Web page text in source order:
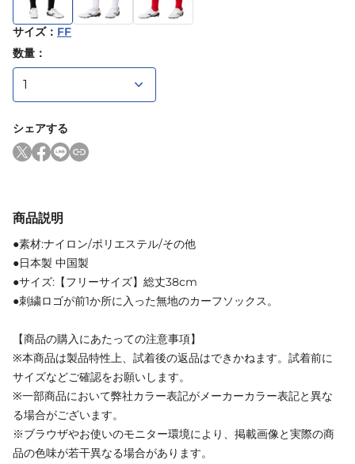
サイズ： FF
数量：
シェアする
商品説明
●素材:ナイロン/ポリエステル/その他
●日本製 中国製
●サイズ:【フリーサイズ】総丈38cm
●刺繍ロゴが前1か所に入った無地のカーフソックス。
【商品の購入にあたっての注意事項】
※本商品は製品特性上、試着後の返品はできかねます。試着前に
サイズなどご確認をお願いします。
※一部商品において弊社カラー表記がメーカーカラー表記と異な
る場合がございます。
※ブラウザやお使いのモニター環境により、掲載画像と実際の商
品の色味が若干異なる場合があります。